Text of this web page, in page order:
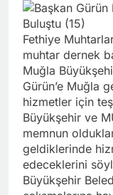
Fethiye
muhtar dernek
Muğla
Gürün’e Muğla
hizmetler için
Büyükşehir ve
memnun
geldiklerinde
edeceklerini
Büyükşehir